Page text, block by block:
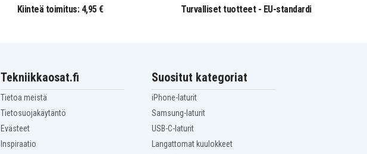
Kiinteä toimitus: 4,95 € Turvalliset tuotteet - EU-standardi
Tekniikkaosat.fi
Tietoa meistä
Tietosuojakäytäntö
Evästeet
Inspiraatio
Suositut kategoriat
iPhone-laturit
Samsung-laturit
USB-C-laturit
Langattomat kuulokkeet